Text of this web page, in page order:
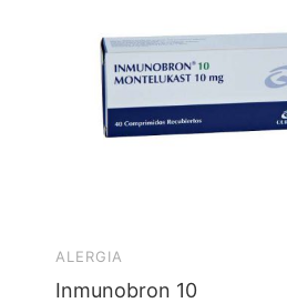
ALERGIA
Inmunobron 10